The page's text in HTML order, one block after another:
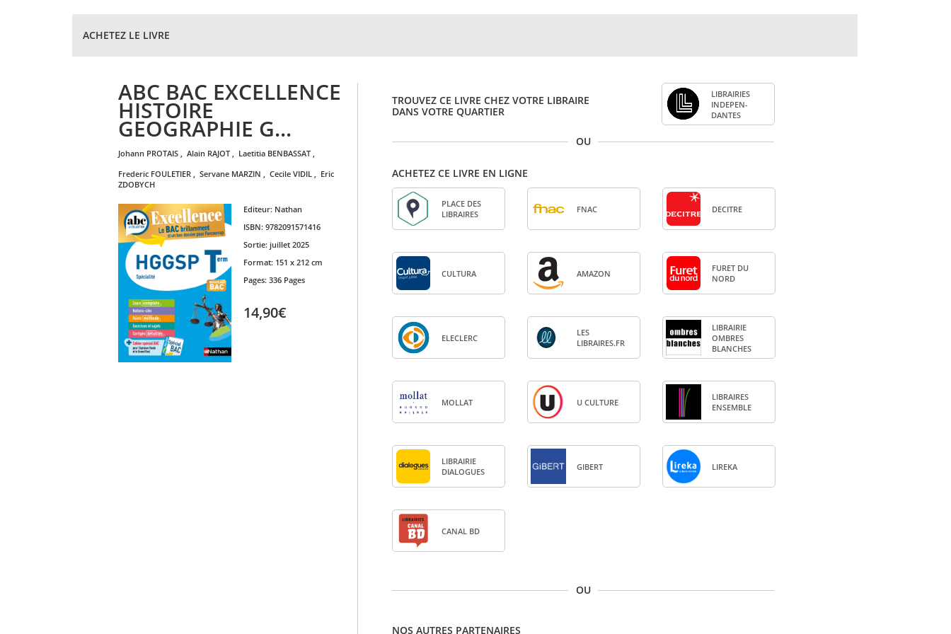
ACHETEZ LE LIVRE
ABC BAC EXCELLENCE
HISTOIRE
GEOGRAPHIE G...
johann PROTAIS , alain RAJOT , laetitia BENBASSAT ,
frederic FOULETIER , servane MARZIN , cecile VIDIL ,
eric
ZDOBYCH
Editeur: Nathan
ISBN: 9782091571416
Sortie: juillet 2025
Format: 151 x 212 cm
Pages: 336 Pages
14,90€
TROUVEZ CE LIVRE CHEZ VOTRE LIBRAIRE
DANS VOTRE QUARTIER
LIBRAI­RIES
INDE­PEN­
DANTES
OU
ACHETEZ CE LIVRE EN LIGNE
PLACE DES
LIBRAIRES
FNAC DECITRE
CULTURA AMA­ZON
FURET DU
NORD
ELE­CLERC
LES
LIBRAIRES.FR
LIBRAI­RIE
OMBRES
BLANCHES
MOL­LAT U CULTURE
LIBRAIRES
ENSEMBLE
LIBRAI­RIE
DIA­LOGUES
GIBERT LIREKA
CANAL BD
OU
NOS AUTRES PARTENAIRES